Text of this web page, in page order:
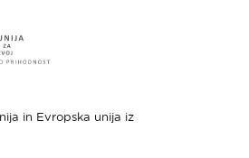
in Evropska unija iz